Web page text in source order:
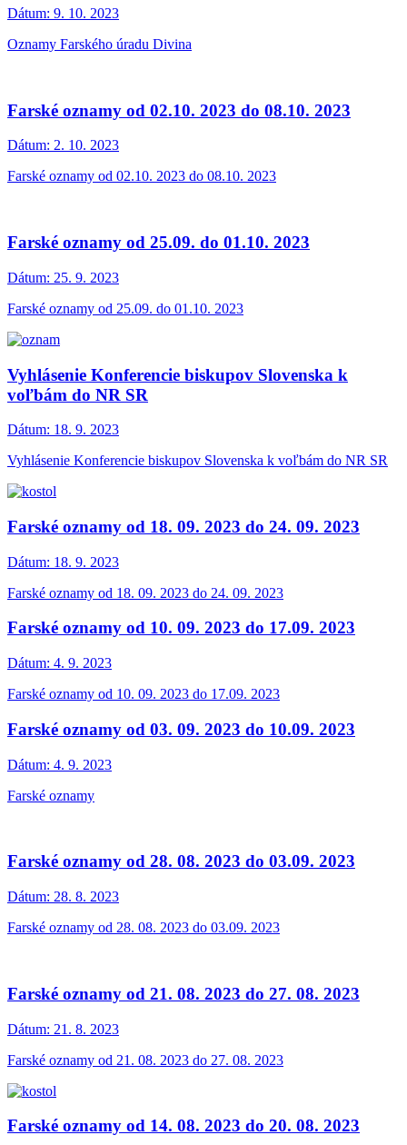
Dátum: 9. 10. 2023
Oznamy Farského úradu Divina
Farské oznamy od 02.10. 2023 do 08.10. 2023
Dátum: 2. 10. 2023
Farské oznamy od 02.10. 2023 do 08.10. 2023
Farské oznamy od 25.09. do 01.10. 2023
Dátum: 25. 9. 2023
Farské oznamy od 25.09. do 01.10. 2023
Vyhlásenie Konferencie biskupov Slovenska k
voľbám do NR SR
Dátum: 18. 9. 2023
Vyhlásenie Konferencie biskupov Slovenska k voľbám do NR SR
Farské oznamy od 18. 09. 2023 do 24. 09. 2023
Dátum: 18. 9. 2023
Farské oznamy od 18. 09. 2023 do 24. 09. 2023
Farské oznamy od 10. 09. 2023 do 17.09. 2023
Dátum: 4. 9. 2023
Farské oznamy od 10. 09. 2023 do 17.09. 2023
Farské oznamy od 03. 09. 2023 do 10.09. 2023
Dátum: 4. 9. 2023
Farské oznamy
Farské oznamy od 28. 08. 2023 do 03.09. 2023
Dátum: 28. 8. 2023
Farské oznamy od 28. 08. 2023 do 03.09. 2023
Farské oznamy od 21. 08. 2023 do 27. 08. 2023
Dátum: 21. 8. 2023
Farské oznamy od 21. 08. 2023 do 27. 08. 2023
Farské oznamy od 14. 08. 2023 do 20. 08. 2023